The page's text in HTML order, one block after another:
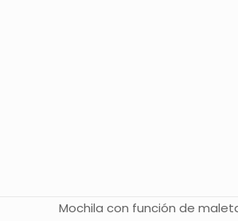
Mochila con función de